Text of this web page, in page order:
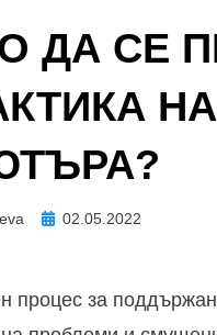
ДА СЕ
НА
Posted
02.05.2022
процес за